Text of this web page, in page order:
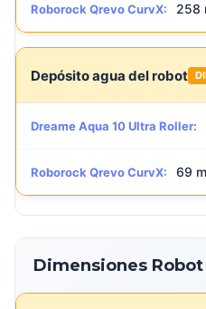
Roborock Qrevo CurvX: 258
Depósito agua del robot
Dreame Aqua 10 Ultra Roller:
Roborock Qrevo CurvX: 69
Dimensiones Robot